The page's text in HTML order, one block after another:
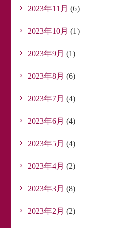
2023年11月 (6)
2023年10月 (1)
2023年9月 (1)
2023年8月 (6)
2023年7月 (4)
2023年6月 (4)
2023年5月 (4)
2023年4月 (2)
2023年3月 (8)
2023年2月 (2)